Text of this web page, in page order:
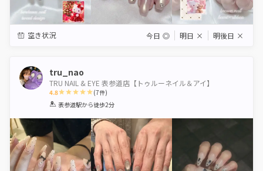
空き状況 今日 ◎ 明日 × 明後日 ×
tru_nao
TRU NAIL & EYE 表参道店【トゥルーネイル＆アイ】
4.8
1 2 3 4 5
(7件)
表参道駅から徒歩2分